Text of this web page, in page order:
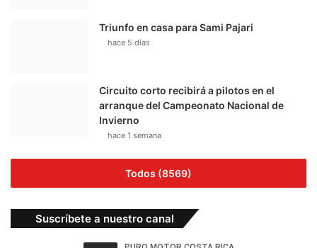
Triunfo en casa para Sami Pajari
hace 5 días
Circuito corto recibirá a pilotos en el
arranque del Campeonato Nacional de
Invierno
hace 1 semana
Todos (8569)
Suscríbete a nuestro canal